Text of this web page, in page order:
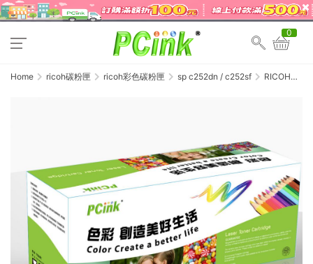
0
Home ricoh碳粉匣 ricoh彩色碳粉匣 sp c252dn / c252sf
RICOH